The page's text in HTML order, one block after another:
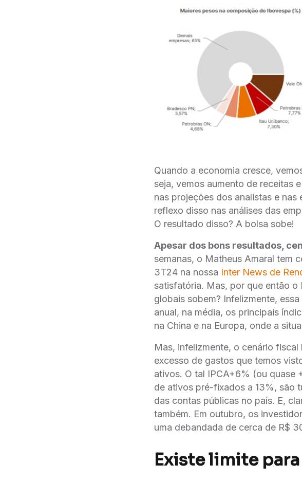
Quando a economia cresce,
seja, vemos aumento de receitas
nas projeções dos analistas e
reflexo disso nas análises das
O resultado disso? A bolsa sobe!
Apesar dos bons resultados,
semanas, o Matheus Amaral tem
3T24 na nossa Inter News de
satisfatória. Mas, por que então
globais sobem? Infelizmente,
anual, na média, os principais
na China e na Europa, onde a
Mas, infelizmente, o cenário
excesso de gastos que temos
ativos. O tal IPCA+6% (ou quase
de ativos pré-fixados a 13%, são
das contas públicas no país. E,
também. Em outubro, os
uma debandada de cerca de R$
Existe limite